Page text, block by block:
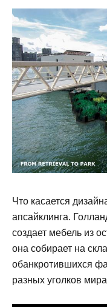
Что касается
апсайклинга.
создает мебель из
она собирает на
обанкротившихся
разных уголков